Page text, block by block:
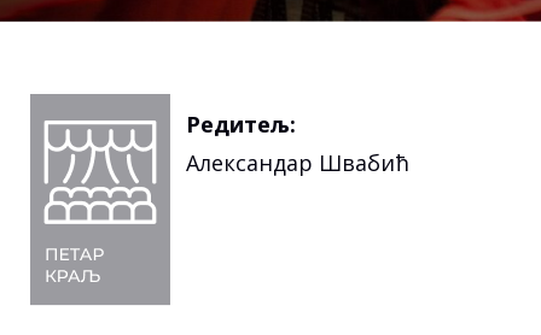
Редитељ:
Александар Швабић